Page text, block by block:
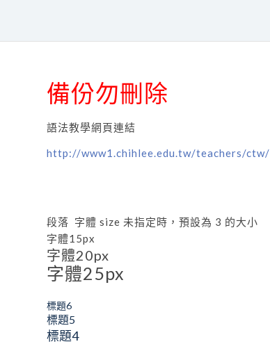
備份勿刪除
語法教學網頁連結
http://www1.chihlee.edu.tw/teachers/
段落 字體 size 未指定時，預設為 3 的大小
字體15px
字體20px
字體25px
標題6
標題5
標題4